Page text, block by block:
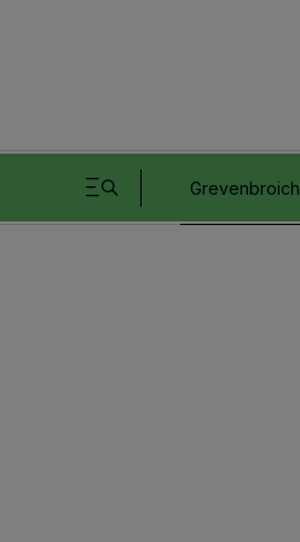
Grevenbroich